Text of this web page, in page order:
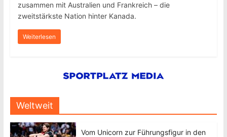
zusammen mit Australien und Frankreich – die
zweitstärkste Nation hinter Kanada.
Weiterlesen
Weltweit
Vom Unicorn zur Führungsfigur in den